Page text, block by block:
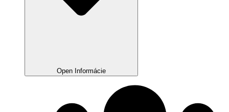
Open Informácie